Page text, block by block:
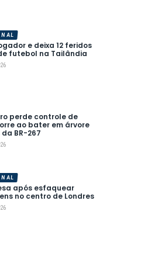
e deixa 12 feridos
futebol na Tailândia
perde controle de
ao bater em árvore
BR-267
após esfaquear
no centro de Londres